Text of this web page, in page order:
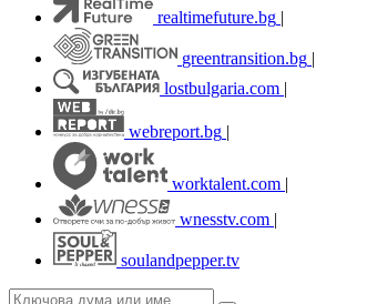
realtimefuture.bg |
greentransition.bg |
lostbulgaria.com |
webreport.bg |
worktalent.com |
wnesstv.com |
soulandpepper.tv